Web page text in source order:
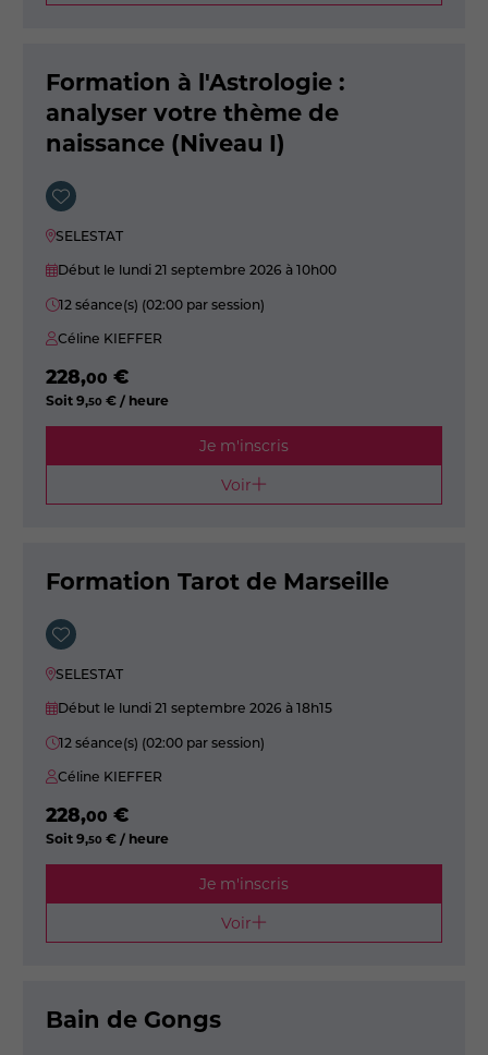
Formation à l'Astrologie :
analyser votre thème de
naissance (Niveau I)
SELESTAT
Début le lundi 21 septembre 2026 à 10h00
12 séance(s) (02:00 par session)
Céline KIEFFER
228,00 €
Soit9,50 € / heure
Je m'inscris
Voir
Formation Tarot de Marseille
SELESTAT
Début le lundi 21 septembre 2026 à 18h15
12 séance(s) (02:00 par session)
Céline KIEFFER
228,00 €
Soit9,50 € / heure
Je m'inscris
Voir
Bain de Gongs